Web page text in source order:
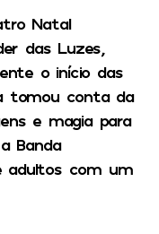
Natal
das Luzes,
o início das
tomou conta da
e magia para
Banda
adultos com um